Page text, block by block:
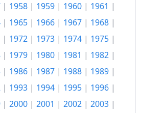
143.56
156.17
166.14
185.98
205.82
| 1958 | 1959 | 1960 | 1961 |
| 1965 | 1966 | 1967 | 1968 |
| 1972 | 1973 | 1974 | 1975 |
| 1979 | 1980 | 1981 | 1982 |
| 1986 | 1987 | 1988 | 1989 |
| 1993 | 1994 | 1995 | 1996 |
| 2000 | 2001 | 2002 | 2003 |